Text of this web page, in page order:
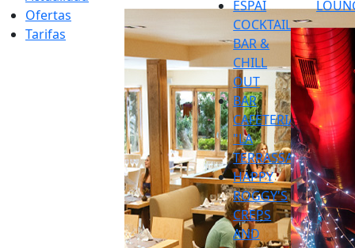
Ofertas
Tarifas
ESPAI
COCKTAIL
BAR &
CHILL
OUT
BAR
CAFETERIA
"LA
TERRASSA"
HAPPY
ROGGY'S
CREPS
AND